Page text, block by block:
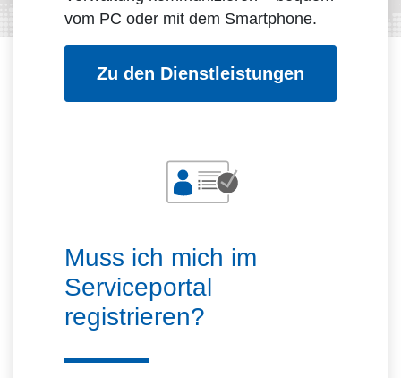
vom PC oder mit dem Smartphone.
Zu den Dienstleistungen
Muss ich mich im
Serviceportal
registrieren?